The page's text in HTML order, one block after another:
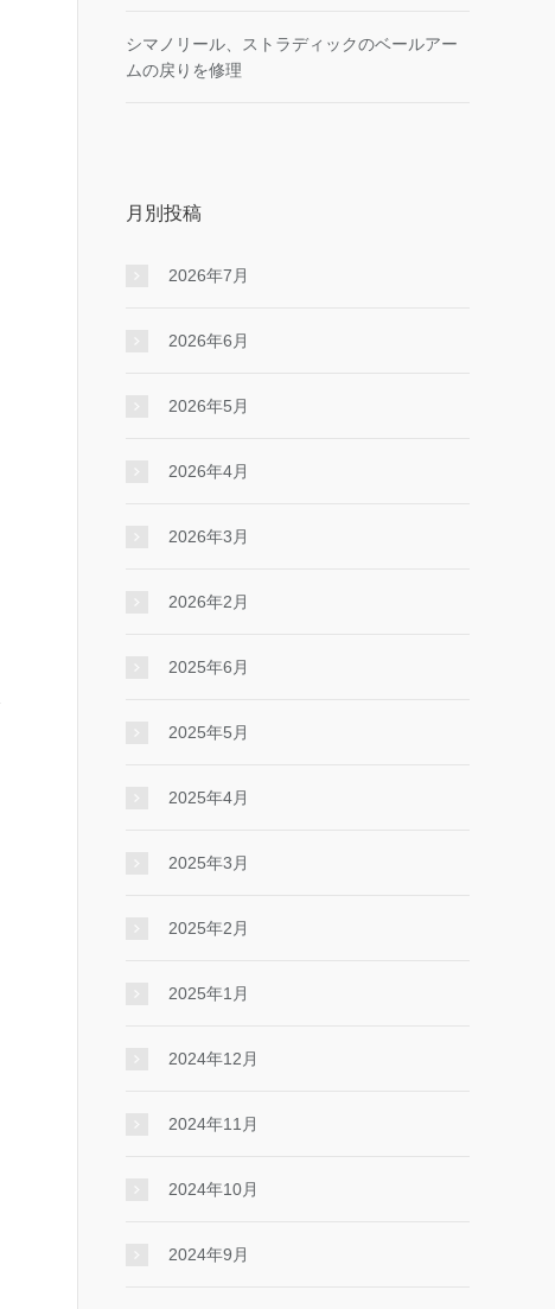
シマノリール、ストラディックのベールアー
ムの戻りを修理
月別投稿
2026年7月
2026年6月
2026年5月
2026年4月
2026年3月
2026年2月
2025年6月
2025年5月
2025年4月
2025年3月
2025年2月
2025年1月
2024年12月
2024年11月
2024年10月
2024年9月